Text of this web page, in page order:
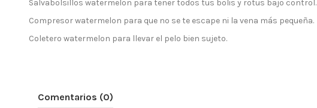
Salvabolsillos watermelon para tener todos tus bolis y rotus bajo control.
Compresor watermelon para que no se te escape ni la vena más pequeña.
Coletero watermelon para llevar el pelo bien sujeto.
Comentarios (0)